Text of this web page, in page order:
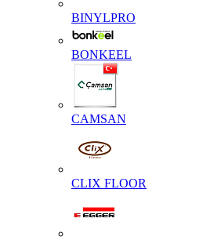
BINYLPRO
BONKEEL
CAMSAN
CLIX FLOOR